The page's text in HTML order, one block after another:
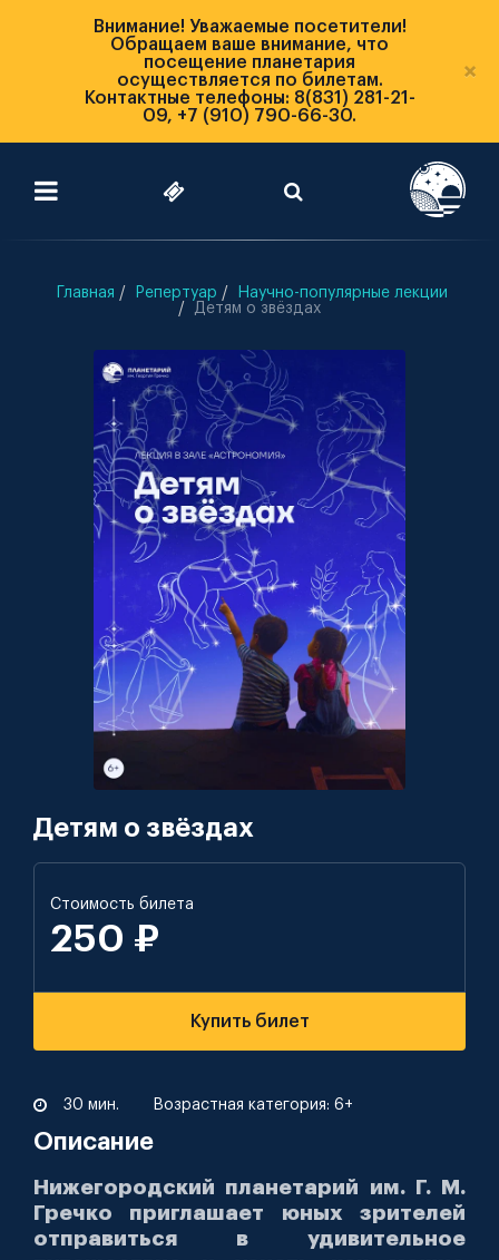
Внимание! Уважаемые посетители!
Обращаем ваше внимание, что
посещение планетария
осуществляется по билетам.
Контактные телефоны: 8(831) 281-21-
09, +7 (910) 790-66-30.
×
Главная Репертуар
Научно-популярные лекции
Детям о звёздах
Детям о звёздах
30 мин. Возрастная категория: 6+
Описание
Нижегородский планетарий им. Г. М.
Гречко приглашает юных зрителей
отправиться в удивительное
Стоимость билета
250 ₽
Купить билет